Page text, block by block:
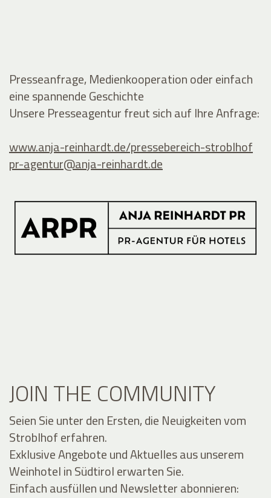
Presseanfrage, Medienkooperation oder einfach
eine spannende Geschichte
Unsere Presseagentur freut sich auf Ihre Anfrage:
www.anja-reinhardt.de/pressebereich-stroblhof
pr-agentur@anja-reinhardt.de
JOIN THE COMMUNITY
Seien Sie unter den Ersten, die Neuigkeiten vom
Stroblhof erfahren.
Exklusive Angebote und Aktuelles aus unserem
Weinhotel in Südtirol erwarten Sie.
Einfach ausfüllen und Newsletter abonnieren: